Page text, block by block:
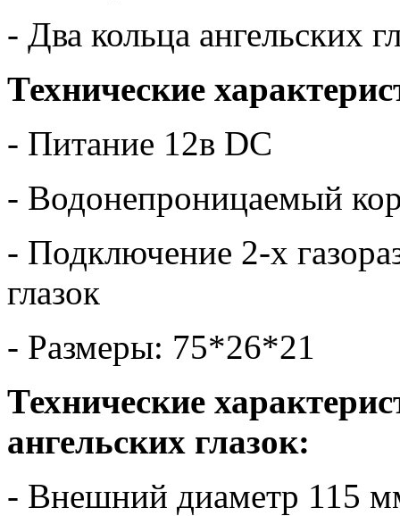
- Два кольца ангельских
Технические
- Питание 12в DC
- Водонепроницаемый
- Подключение 2-х
глазок
- Размеры: 75*26*21
Технические
ангельских глазок:
- Внешний диаметр 115